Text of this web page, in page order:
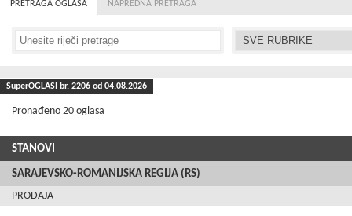
PRETRAGA OGLASA NAPREDNA PRETRAGA
SuperOGLASI br. 2206 od 04.08.2026
Pronađeno 20 oglasa
STANOVI
SARAJEVSKO-ROMANIJSKA REGIJA (RS)
PRODAJA